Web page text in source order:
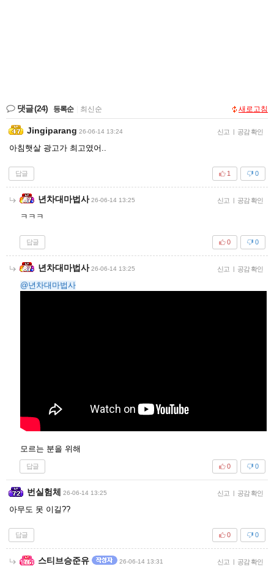
댓글(24) 등록순 최신순 새로고침
Jingiparang 26-06-14 13:24 신고 | 공감 확인
아침햇살 광고가 최고였어..
답글 0
1
년차대마법사 26-06-14 13:25 신고 | 공감 확인
ㅋㅋㅋ
답글 0
0
년차대마법사 26-06-14 13:25 신고 | 공감 확인
@년차대마법사
모르는 분을 위해
답글 0
0
번실험체 26-06-14 13:25 신고 | 공감 확인
아무도 못 이길??
답글 0
0
스티브승준유 26-06-14 13:31 신고 | 공감 확인